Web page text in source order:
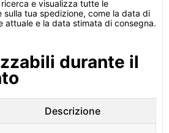
e visualizza tutte le
sulla tua spedizione, come la data di
attuale e la data stimata di consegna.
durante il
Descrizione